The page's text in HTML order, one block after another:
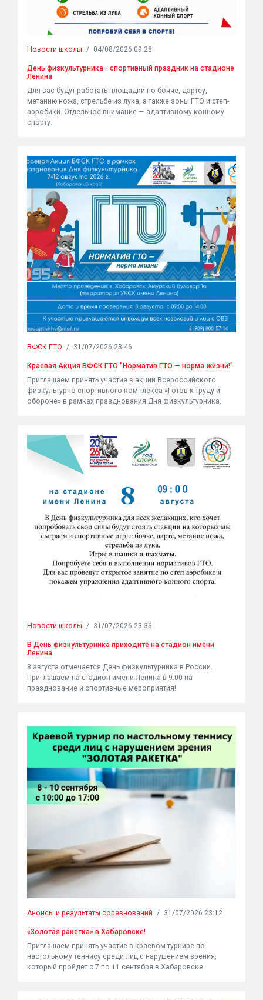
Новости школы / 04/08/2026 09:28
День физкультурника - спортивный праздник на стадионе
Ленина
Для вас будут работать площадки по бочче, дартсу,
метанию ножа, стрельбе из лука, а также зоны ГТО и степ-
аэробики. Отдельное внимание — адаптивному конному
спорту.
ВФСК ГТО / 31/07/2026 23:46
Краевая Акция ВФСК ГТО "Норматив ГТО — норма жизни!"
Приглашаем принять участие в акции Всероссийского
физкультурно-спортивного комплекса «Готов к труду и
обороне» в рамках празднования Дня физкультурника.
Новости школы / 31/07/2026 23:36
В День физкультурника приходите на стадион имени
Ленина
8 августа отмечается День физкультурника в России.
Приглашаем на стадион имени Ленина в 9:00 на
празднование и спортивные мероприятия!
Анонсы и результаты соревнований / 31/07/2026 23:12
«Золотая ракетка» в Хабаровске!
Приглашаем принять участие в краевом турнире по
настольному теннису среди лиц с нарушением зрения,
который пройдет с 7 по 11 сентября в Хабаровске.